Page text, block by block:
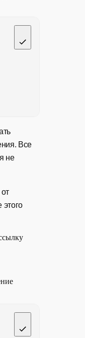
Все
не